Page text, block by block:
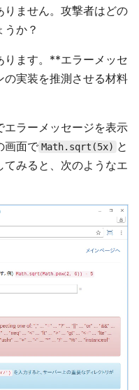
りません。攻撃者はどの
か？
ります。**エラーメッセ
の実装を推測させる材料
エラーメッセージを表示
画面で Math.sqrt(5x) と
みると、次のようなエ